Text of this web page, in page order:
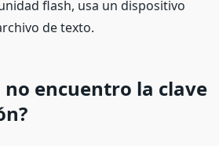
flash, usa un dispositivo
de texto.
no encuentro la clave